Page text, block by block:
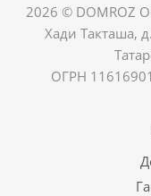
2026 © DOMROZ
Хади Такташа,
ОГРН